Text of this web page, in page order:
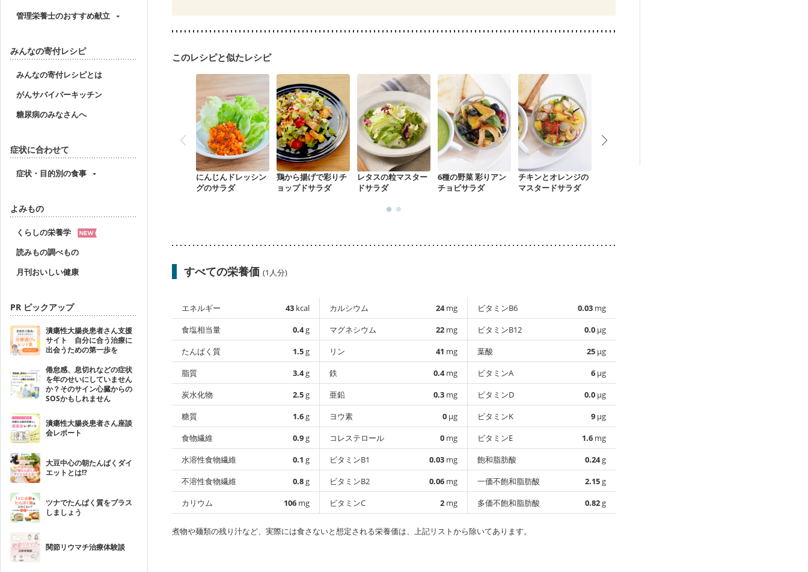
管理栄養士のおすすめ献立
みんなの寄付レシピ
みんなの寄付レシピとは
がんサバイバーキッチン
糖尿病のみなさんへ
症状に合わせて
症状・目的別の食事
よみもの
くらしの栄養学
読みもの調べもの
月刊おいしい健康
PR ピックアップ
潰瘍性大腸炎患者さん支援
サイト 自分に合う治療に
出会うための第一歩を
倦怠感、息切れなどの症状
を年のせいにしていません
か？そのサイン心臓からの
SOSかもしれません
潰瘍性大腸炎患者さん座談
会レポート
大豆中心の朝たんぱくダイ
エットとは!?
ツナでたんぱく質をプラス
しましょう
関節リウマチ治療体験談
このレシピと似たレシピ
にんじんドレッシン
グのサラダ
鶏から揚げで彩りチ
ョップドサラダ
レタスの粒マスター
ドサラダ
6種の野菜 彩りアン
チョビサラダ
チキンとオレンジの
マスタードサラダ
すべての栄養価 (1人分)
エネルギー 43 kcal
食塩相当量
0.4g
たんぱく質
1.5g
脂質
3.4g
炭水化物
2.5g
糖質
1.6g
食物繊維
0.9g
水溶性食物繊維
0.1 g
不溶性食物繊維
0.8g
カリウム
106 mg
カルシウム 24mg
マグネシウム
22 mg
リン
41 mg
鉄
0.4mg
亜鉛
0.3 mg
ヨウ素
0 µg
コレステロール
0 mg
ビタミンB1
0.03 mg
ビタミンB2
0.06 mg
ビタミンC
2 mg
ビタミンB6 0.03 mg
ビタミンB12
0.0 µg
葉酸
25 µg
ビタミンA
6 µg
ビタミンD
0.0 µg
ビタミンK
9 µg
ビタミンE
1.6 mg
飽和脂肪酸
0.24g
一価不飽和脂肪酸
2.15g
多価不飽和脂肪酸
0.82g
煮物や麺類の残り汁など、実際には食さないと想定される栄養価は、上記リストから除いてあります。